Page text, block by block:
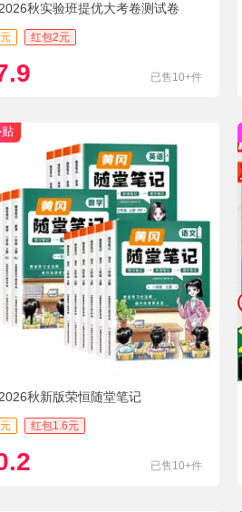
2026秋实验班提优大考卷测试卷
红包2元
已售10+件
2026秋新版荣恒随堂笔记
红包1.6元
已售10+件